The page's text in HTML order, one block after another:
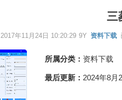
三
2017年11月24日 10:20:29 9Y 资料下载
所属分类： 资料下载
最后更新： 2024年8月